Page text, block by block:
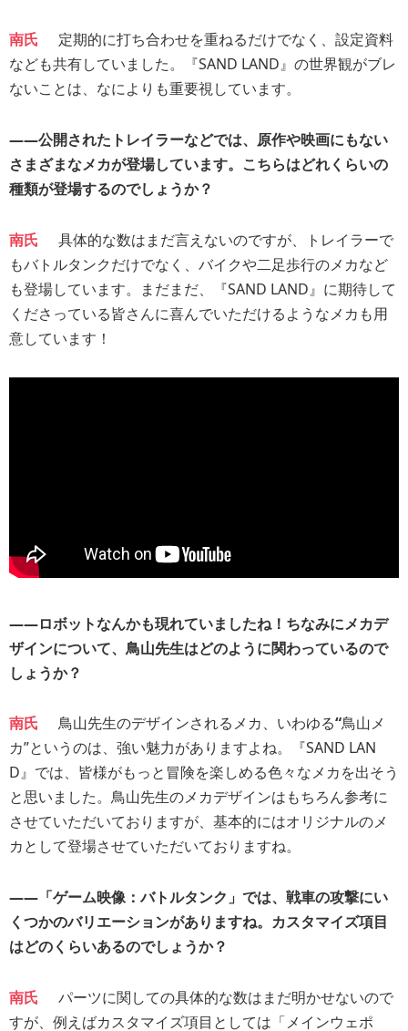
南氏
定期的に打ち合わせを重ねるだけでなく、設定資料
なども共有していました。『SAND LAND』の世界観がブレ
ないことは、なによりも重要視しています。
――公開されたトレイラーなどでは、原作や映画にもない
さまざまなメカが登場しています。こちらはどれくらいの
種類が登場するのでしょうか？
南氏
具体的な数はまだ言えないのですが、トレイラーで
もバトルタンクだけでなく、バイクや二足歩行のメカなど
も登場しています。まだまだ、『SAND LAND』に期待して
くださっている皆さんに喜んでいただけるようなメカも用
意しています！
――ロボットなんかも現れていましたね！ちなみにメカデ
ザインについて、鳥山先生はどのように関わっているので
しょうか？
南氏 鳥山先生のデザインされるメカ、いわゆる“鳥山メ
カ”というのは、強い魅力がありますよね。『SAND LAN
D』では、皆様がもっと冒険を楽しめる色々なメカを出そう
と思いました。鳥山先生のメカデザインはもちろん参考に
させていただいておりますが、基本的にはオリジナルのメ
カとして登場させていただいておりますね。
――「ゲーム映像：バトルタンク」では、戦車の攻撃にい
くつかのバリエーションがありますね。カスタマイズ項目
はどのくらいあるのでしょうか？
南氏
パーツに関しての具体的な数はまだ明かせないので
すが、例えばカスタマイズ項目としては「メインウェポ